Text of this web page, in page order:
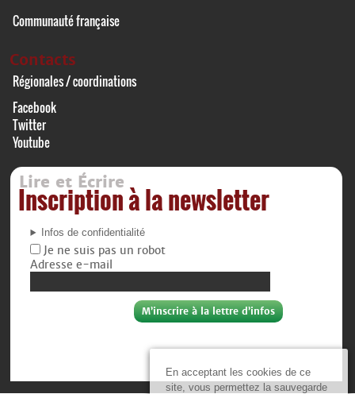
En acceptant les cookies de ce
site, vous permettez la sauvegarde
Communauté française
Contacts
Régionales / coordinations
Facebook
Twitter
Youtube
Lire et Écrire
Inscription à la newsletter
Infos de confidentialité
Je ne suis pas un robot
Adresse e-mail